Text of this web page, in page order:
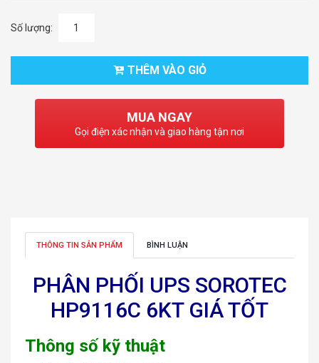
Số lượng:
THÊM VÀO GIỎ
MUA NGAY
Gọi điện xác nhận và giao hàng tận nơi
THÔNG TIN SẢN PHẨM BÌNH LUẬN
PHÂN PHỐI UPS SOROTEC
HP9116C 6KT GIÁ TỐT
Thông số kỹ thuật